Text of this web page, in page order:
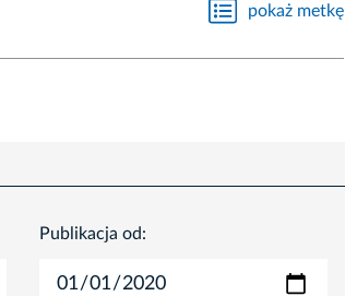
pokaż metkę
Publikacja od: